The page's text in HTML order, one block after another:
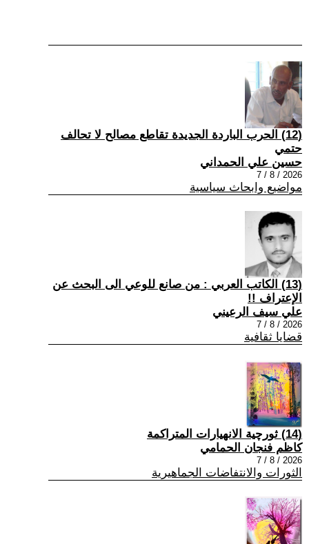
(12) الحرب الباردة الجديدة تقاطع مصالح لا تحالف
حتمي
حسين علي الحمداني
2026 / 8 / 7
مواضيع وابحاث سياسية
(13) الكاتب العربي : من صانع للوعي الى البحث عن
الإعتراف !!
علي سيف الرعيني
2026 / 8 / 7
قضايا ثقافية
(14) ثورچية الانهيارات المتراكمة
كاظم فنجان الحمامي
2026 / 8 / 7
الثورات والانتفاضات الجماهيرية